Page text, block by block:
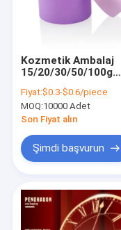
Kozmetik Ambalaj
15/20/30/50/100g
Kozmetik Krem Cam
Kavanozlar
Fiyat:$0.3-$0.6/piece
MOQ:10000 Adet
Son Fiyat alın
Şimdi başvurun